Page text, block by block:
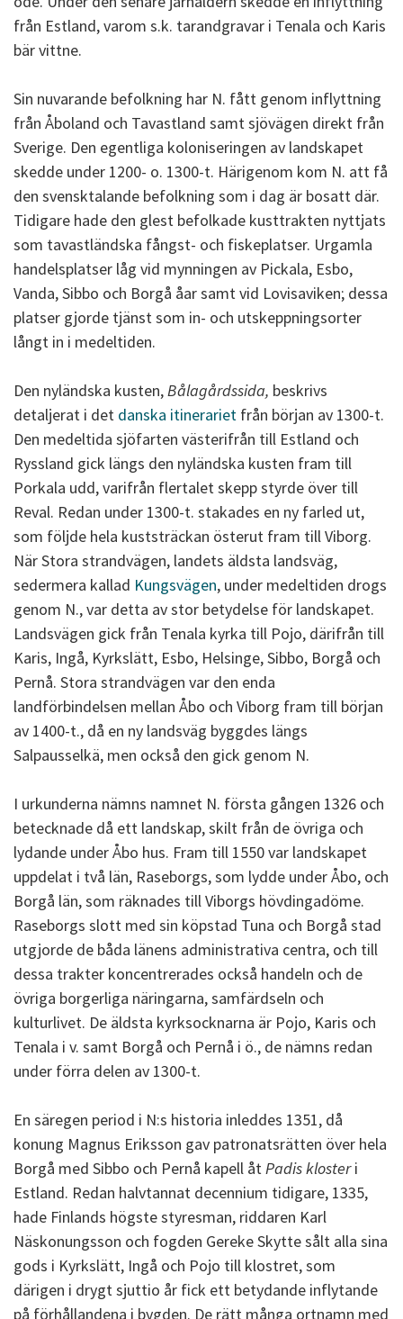
från Estland, varom s.k. tarandgravar i Tenala och Karis
bär vittne.
Sin nuvarande befolkning har N. fått genom inflyttning
från Åboland och Tavastland samt sjövägen direkt från
Sverige. Den egentliga koloniseringen av landskapet
skedde under 1200- o. 1300-t. Härigenom kom N. att få
den svensktalande befolkning som i dag är bosatt där.
Tidigare hade den glest befolkade kusttrakten nyttjats
som tavastländska fångst- och fiskeplatser. Urgamla
handelsplatser låg vid mynningen av Pickala, Esbo,
Vanda, Sibbo och Borgå åar samt vid Lovisaviken; dessa
platser gjorde tjänst som in- och utskeppningsorter
långt in i medeltiden.
Den nyländska kusten,Bålagårdssida, beskrivs
detaljerat i det danska itinerariet från början av 1300-t.
Den medeltida sjöfarten västerifrån till Estland och
Ryssland gick längs den nyländska kusten fram till
Porkala udd, varifrån flertalet skepp styrde över till
Reval. Redan under 1300-t. stakades en ny farled ut,
som följde hela kuststräckan österut fram till Viborg.
När Stora strandvägen, landets äldsta landsväg,
sedermera kallad Kungsvägen, under medeltiden drogs
genom N., var detta av stor betydelse för landskapet.
Landsvägen gick från Tenala kyrka till Pojo, därifrån till
Karis, Ingå, Kyrkslätt, Esbo, Helsinge, Sibbo, Borgå och
Pernå. Stora strandvägen var den enda
landförbindelsen mellan Åbo och Viborg fram till början
av 1400-t., då en ny landsväg byggdes längs
Salpausselkä, men också den gick genom N.
I urkunderna nämns namnet N. första gången 1326 och
betecknade då ett landskap, skilt från de övriga och
lydande under Åbo hus. Fram till 1550 var landskapet
uppdelat i två län, Raseborgs, som lydde under Åbo, och
Borgå län, som räknades till Viborgs hövdingadöme.
Raseborgs slott med sin köpstad Tuna och Borgå stad
utgjorde de båda länens administrativa centra, och till
dessa trakter koncentrerades också handeln och de
övriga borgerliga näringarna, samfärdseln och
kulturlivet. De äldsta kyrksocknarna är Pojo, Karis och
Tenala i v. samt Borgå och Pernå i ö., de nämns redan
under förra delen av 1300-t.
En säregen period i N:s historia inleddes 1351, då
konung Magnus Eriksson gav patronatsrätten över hela
Borgå med Sibbo och Pernå kapell åtPadis klosteri
Estland. Redan halvtannat decennium tidigare, 1335,
hade Finlands högste styresman, riddaren Karl
Näskonungsson och fogden Gereke Skytte sålt alla sina
gods i Kyrkslätt, Ingå och Pojo till klostret, som
därigen i drygt sjuttio år fick ett betydande inflytande
på förhållandena i bygden. De rätt många ortnamn med